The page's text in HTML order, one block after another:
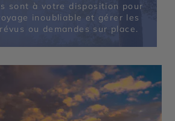
sont à votre disposition pour
inoubliable et gérer les
ou demandes sur place.